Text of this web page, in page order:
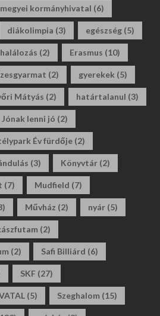
kormányhivatal (6)
diákolimpia (3) egészség (5)
(2) Erasmus (10)
(2) gyerekek (5)
Mátyás (2) határtalanul (3)
Jónak lenni jó (2)
Év fürdője (2)
(3) Könyvtár (2)
(7) Mudfield (7)
Művház (2) nyár (5)
(2)
(2) Safi Billiárd (6)
SKF (27)
(5) Szeghalom (15)